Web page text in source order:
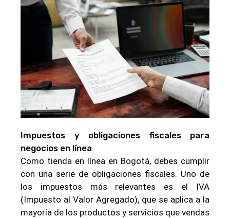
Impuestos y obligaciones fiscales para
negocios en línea
Como tienda en línea en Bogotá, debes cumplir
con una serie de obligaciones fiscales. Uno de
los impuestos más relevantes es el IVA
(Impuesto al Valor Agregado), que se aplica a la
mayoría de los productos y servicios que vendas